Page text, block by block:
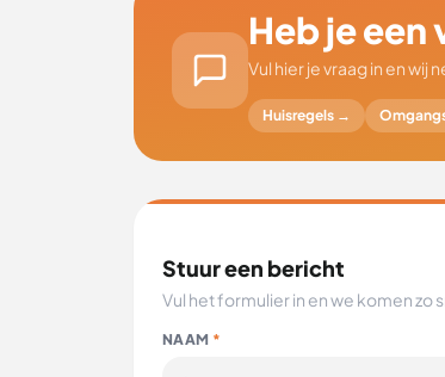
Heb je een
Vul hier je vraag in en wij
Huisregels →
Stuur een bericht
Vul het formulier in en we komen zo
NAAM *